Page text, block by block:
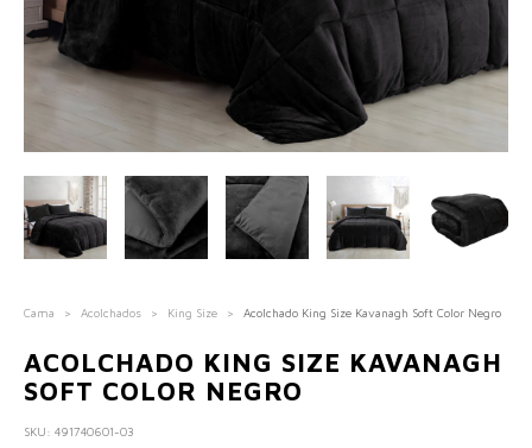
Cama > Acolchados > King Size > Acolchado King Size Kavanagh Soft Color Negro
ACOLCHADO KING SIZE KAVANAGH
SOFT COLOR NEGRO
SKU: 491740601-03